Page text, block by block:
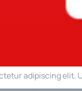
adipiscing